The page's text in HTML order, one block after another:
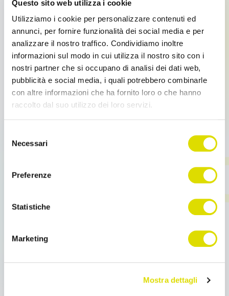
Questo sito web utilizza i cookie
Utilizziamo i cookie per personalizzare contenuti ed
annunci, per fornire funzionalità dei social media e per
analizzare il nostro traffico. Condividiamo inoltre
informazioni sul modo in cui utilizza il nostro sito con i
nostri partner che si occupano di analisi dei dati web,
pubblicità e social media, i quali potrebbero combinarle
con altre informazioni che ha fornito loro o che hanno
raccolto dal suo utilizzo dei loro servizi.
all'informativa:
https://www.ordersender.com/cookie-
delNecessari
Preferenze
Statistiche
Marketing
Mostra dettagli
Statistiche e provvigioni agenti di commercio: per
raggiungere i tuoi obiettivi di vendita è […]
Leggi tutto
Report e Statistiche di Business Intelligence
Report e Statistiche di Business Intelligence Report e
lavoro grazie alla Business Intelligence: […]